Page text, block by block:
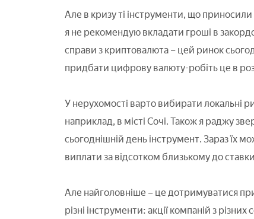
Але в кризу ті інструменти, що
я не рекомендую вкладати гроші в
справи з криптовалюта – цей ринок
придбати цифрову валюту-робіть це в
У нерухомості варто вибирати локальні
наприклад, в місті Сочі. Також я раджу
сьогоднішній день інструмент. Зараз їх
виплати за відсотком близькому до
Але найголовніше – це дотримуватися
різні інструменти: акції компаній з